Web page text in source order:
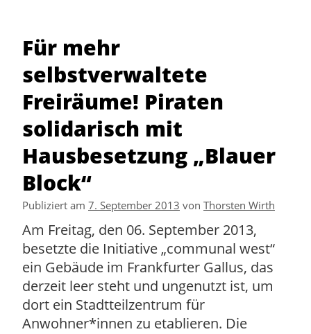
Für mehr
selbstverwaltete
Freiräume! Piraten
solidarisch mit
Hausbesetzung „Blauer
Block“
Publiziert am 7. September 2013 von Thorsten Wirth
Am Freitag, den 06. September 2013,
besetzte die Initiative „communal west“
ein Gebäude im Frankfurter Gallus, das
derzeit leer steht und ungenutzt ist, um
dort ein Stadtteilzentrum für
Anwohner*innen zu etablieren. Die